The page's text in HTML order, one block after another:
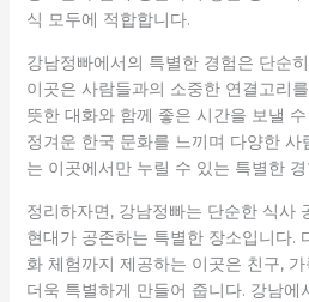
식 모두에 적합합니다.
강남정빠에서의 특별한 경험은 단순
이곳은 사람들과의 소중한 연결고리
뜻한 대화와 함께 좋은 시간을 보낼
정겨운 한국 문화를 느끼며 다양한
는 이곳에서만 누릴 수 있는 특별한
정리하자면, 강남정빠는 단순한 식사
현대가 공존하는 특별한 장소입니다.
화 체험까지 제공하는 이곳은 친구,
더욱 특별하게 만들어 줍니다. 강남에